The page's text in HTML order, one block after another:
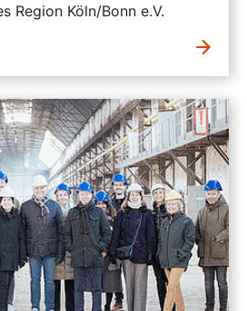
Region Köln/Bonn e.V.